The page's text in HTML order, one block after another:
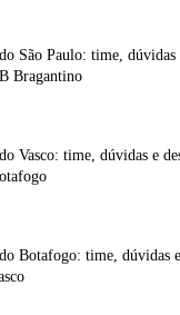
São Paulo: time, dúvidas
Bragantino
Vasco: time, dúvidas e
Botafogo: time, dúvidas